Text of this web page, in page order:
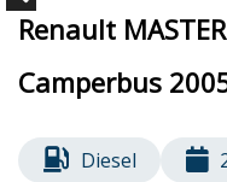
Renault
Camperbus
Diesel